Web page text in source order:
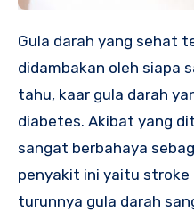
Gula darah yang sehat tentunya sangat
didambakan oleh siapa
tahu, kaar gula darah
diabetes. Akibat yang
sangat berbahaya
penyakit ini yaitu stroke
turunnya gula darah